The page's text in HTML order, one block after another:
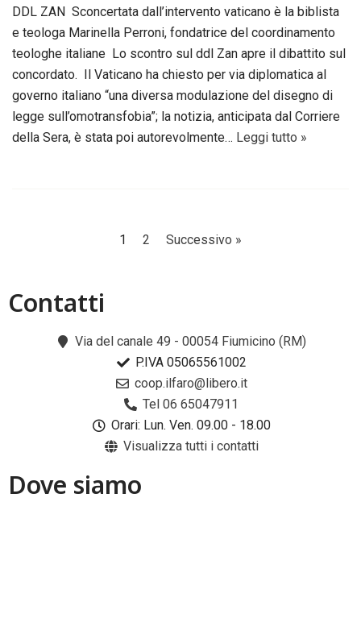
DDL ZAN Sconcertata dall’intervento vaticano è la biblista
e teologa Marinella Perroni, fondatrice del coordinamento
teologhe italiane Lo scontro sul ddl Zan apre il dibattito sul
concordato. Il Vaticano ha chiesto per via diplomatica al
governo italiano “una diversa modulazione del disegno di
legge sull’omotransfobia”; la notizia, anticipata dal Corriere
della Sera, è stata poi autorevolmente… Leggi tutto »
1 2 Successivo »
Contatti​
Via del canale 49 - 00054 Fiumicino (RM)
P.IVA 05065561002
coop.ilfaro@libero.it
Tel 06 65047911
Orari: Lun. Ven. 09.00 - 18.00
Visualizza tutti i contatti
Dove siamo